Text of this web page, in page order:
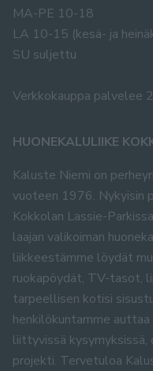
MA-PE 10-18
LA 10-15 (kesä- ja
SU suljettu
Verkkokauppa palvelee
HUONEKALULIIKE
Kaluste Niemi on
vuoteen 1976. Nykyisin
Kokkolan Lassie-
laajan valikoiman
liikkeestämme löydät
ruokapöydät, TV-tasot,
tarpeellisen kotisi
henkilökuntamme
liittyvissä kysymyksissä,
projekti. Tervetuloa